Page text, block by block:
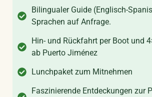
Bilingualer Guide (Englisch-
Sprachen auf Anfrage.
Hin- und Rückfahrt per Boot und
ab Puerto Jiménez
Lunchpaket zum Mitnehmen
Faszinierende Entdeckungen zur